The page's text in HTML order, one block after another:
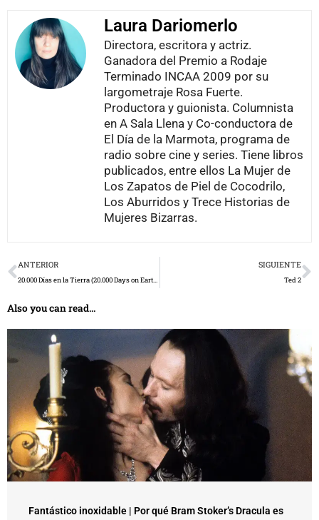
Laura Dariomerlo
Directora, escritora y actriz.
Ganadora del Premio a Rodaje
Terminado INCAA 2009 por su
largometraje Rosa Fuerte.
Productora y guionista. Columnista
en A Sala Llena y Co-conductora de
El Día de la Marmota, programa de
radio sobre cine y series. Tiene libros
publicados, entre ellos La Mujer de
Los Zapatos de Piel de Cocodrilo,
Los Aburridos y Trece Historias de
Mujeres Bizarras.
Prev
ANTERIOR
20.000 Días en la Tierra (20.000 Days on Earth)
SIGUIENTE
Ted 2
Also you can read...
Fantástico inoxidable | Por qué Bram Stoker’s Dracula es